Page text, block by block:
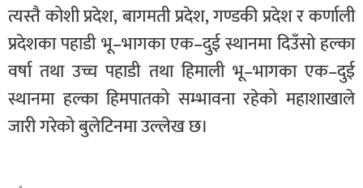
त्यस्तै कोशी प्रदेश, बागमती प्रदेश, गण्डकी प्रदेश र कर्णाली
प्रदेशका पहाडी भू–भागका एक–दुई स्थानमा दिउँसो हल्का
वर्षा तथा उच्च पहाडी तथा हिमाली भू–भागका एक–दुई
स्थानमा हल्का हिमपातको सम्भावना रहेको महाशाखाले
जारी गरेको बुलेटिनमा उल्लेख छ।